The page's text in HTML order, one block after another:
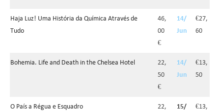
Haja Luz! Uma História da Química Através de
Tudo
46,
00
€
14/
Jun
€27,
60
Bohemia. Life and Death in the Chelsea Hotel
22,
50
€
14/
Jun
€13,
50
O País a Régua e Esquadro
22,
15/
€13,